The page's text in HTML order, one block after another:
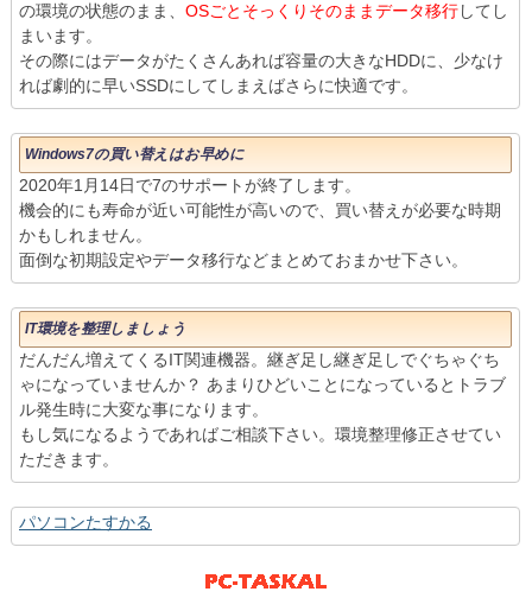
の環境の状態のまま、 OSごとそっくりそのままデータ移行してし
まいます。
その際にはデータがたくさんあれば容量の大きなHDDに、少なけ
れば劇的に早いSSDにしてしまえばさらに快適です。
Windows7の買い替えはお早めに
2020年1月14日で7のサポートが終了します。
機会的にも寿命が近い可能性が高いので、買い替えが必要な時期
かもしれません。
面倒な初期設定やデータ移行などまとめておまかせ下さい。
IT環境を整理しましょう
だんだん増えてくるIT関連機器。継ぎ足し継ぎ足しでぐちゃぐち
ゃになっていませんか？ あまりひどいことになっているとトラブ
ル発生時に大変な事になります。
もし気になるようであればご相談下さい。環境整理修正させてい
ただきます。
パソコンたすかる